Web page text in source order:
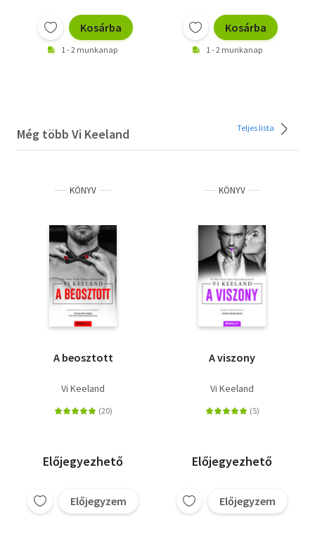
Kosárba
1 - 2 munkanap
Kosárba
1 - 2 munkanap
Még több Vi Keeland Teljes lista
KÖNYV
A beosztott
Vi Keeland
Előjegyezhető
Előjegyzem
KÖNYV
A viszony
Vi Keeland
Előjegyezhető
Előjegyzem